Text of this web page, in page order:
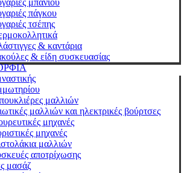
μπάνιου
πάγκου
τσέπης
& καντάρια
& είδη συσκευασίας
μαλλιών
μαλλιών και ηλεκτρικές βούρτσες
μηχανές
μηχανές
μαλλιών
αποτρίχωσης
μασάζ